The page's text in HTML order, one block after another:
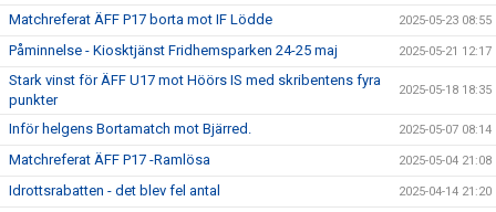
Matchreferat ÄFF P17 borta mot IF Lödde 2025-05-23 08:55
Påminnelse - Kiosktjänst Fridhemsparken 24-25 maj 2025-05-21 12:17
Stark vinst för ÄFF U17 mot Höörs IS med skribentens fyra
punkter
2025-05-18 18:35
Inför helgens Bortamatch mot Bjärred. 2025-05-07 08:14
Matchreferat ÄFF P17 -Ramlösa 2025-05-04 21:08
Idrottsrabatten - det blev fel antal 2025-04-14 21:20